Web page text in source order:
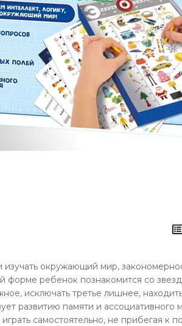
изучать окружающий мир,
форме ребенок познакомится со
исключать третье лишнее,
развитию памяти и
самостоятельно, не прибегая к